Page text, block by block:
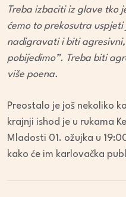
Treba izbaciti iz glave tko
ćemo to prekosutra uspjeti
nadigravati i biti
pobijedimo”. Treba biti
više poena.
Preostalo je još nekoliko
krajnji ishod je u rukama
Mladosti 01. ožujka u
kako će im karlovačka